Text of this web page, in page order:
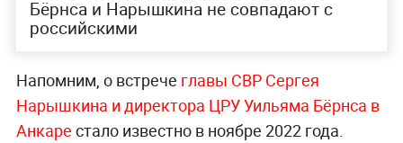
Бёрнса и Нарышкина не совпадают с
российскими
Напомним, о встрече главы СВР Сергея
Нарышкина и директора ЦРУ Уильяма Бёрнса в
Анкаре стало известно в ноябре 2022 года.